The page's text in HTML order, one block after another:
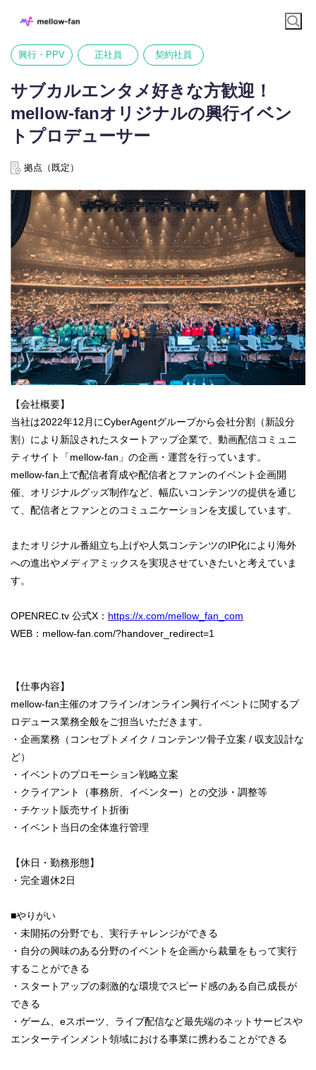
興行・PPV 正社員 契約社員
サブカルエンタメ好きな方歓迎！
mellow-fanオリジナルの興行イベン
トプロデューサー
拠点（既定）
【会社概要】
当社は2022年12月にCyberAgentグループから会社分割（新設分
割）により新設されたスタートアップ企業で、動画配信コミュニ
ティサイト「mellow-fan」の企画・運営を行っています。
mellow-fan上で配信者育成や配信者とファンのイベント企画開
催、オリジナルグッズ制作など、幅広いコンテンツの提供を通じ
て、配信者とファンとのコミュニケーションを支援しています。
またオリジナル番組立ち上げや人気コンテンツのIP化により海外
への進出やメディアミックスを実現させていきたいと考えていま
す。
OPENREC.tv 公式X： https://x.com/mellow_fan_com
WEB：mellow-fan.com/?handover_redirect=1
【仕事内容】
mellow-fan主催のオフライン/オンライン興行イベントに関するプ
ロデュース業務全般をご担当いただきます。
・企画業務（コンセプトメイク / コンテンツ骨子立案 / 収支設計な
ど）
・イベントのプロモーション戦略立案
・クライアント（事務所、イベンター）との交渉・調整等
・チケット販売サイト折衝
・イベント当日の全体進行管理
【休日・勤務形態】
・完全週休2日
■やりがい
・未開拓の分野でも、実行チャレンジができる
・自分の興味のある分野のイベントを企画から裁量をもって実行
することができる
・スタートアップの刺激的な環境でスピード感のある自己成長が
できる
・ゲーム、eスポーツ、ライブ配信など最先端のネットサービスや
エンターテインメント領域における事業に携わることができる